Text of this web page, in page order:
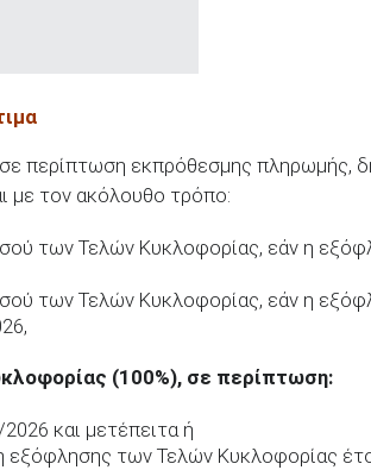
περίπτωση εκπρόθεσμης πληρωμής,
με τον ακόλουθο τρόπο:
των Τελών Κυκλοφορίας, εάν η
των Τελών Κυκλοφορίας, εάν η
(100%), σε περίπτωση:
και μετέπειτα ή
εξόφλησης των Τελών Κυκλοφορίας